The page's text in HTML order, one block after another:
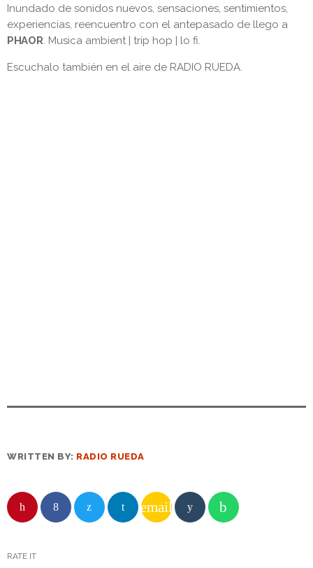
Inundado de sonidos nuevos, sensaciones, sentimientos,
experiencias, reencuentro con el antepasado de llego a
PHAOR. Musica ambient | trip hop | lo fi.
Escuchalo también en el aire de RADIO RUEDA.
WRITTEN BY: RADIO RUEDA
email
RATE IT